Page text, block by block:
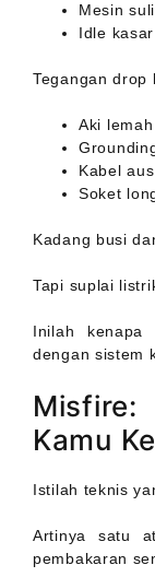
Mesin
Idle kasar
Tegangan drop
Aki lemah
Kabel
Soket
Kadang busi
Tapi suplai
Inilah kenapa
dengan sistem
Misfire:
Kamu
Istilah teknis
Artinya satu
pembakaran